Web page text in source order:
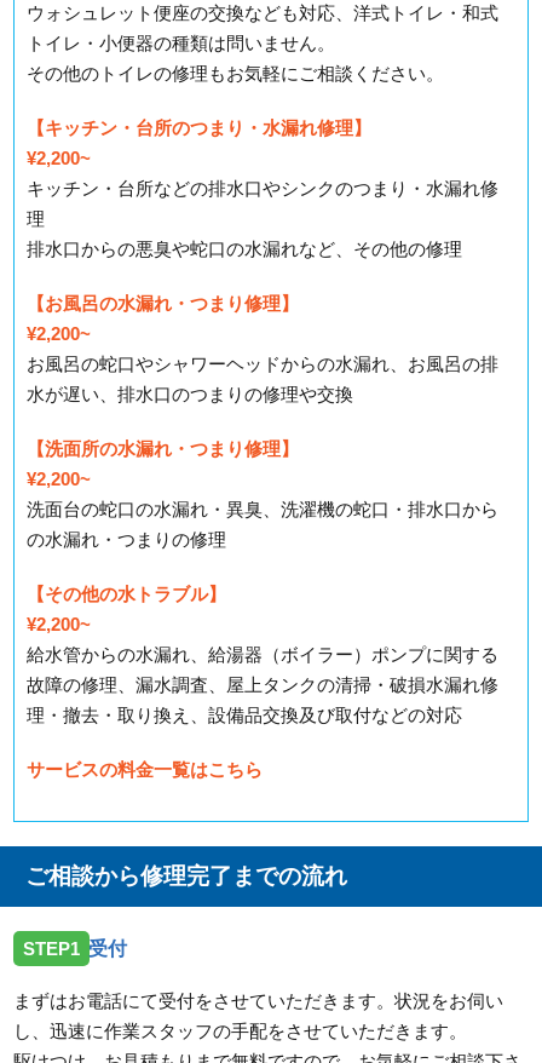
ウォシュレット便座の交換なども対応、洋式トイレ・和式
トイレ・小便器の種類は問いません。
その他のトイレの修理もお気軽にご相談ください。
【キッチン・台所のつまり・水漏れ修理】
¥2,200~
キッチン・台所などの排水口やシンクのつまり・水漏れ修
理
排水口からの悪臭や蛇口の水漏れなど、その他の修理
【お風呂の水漏れ・つまり修理】
¥2,200~
お風呂の蛇口やシャワーヘッドからの水漏れ、お風呂の排
水が遅い、排水口のつまりの修理や交換
【洗面所の水漏れ・つまり修理】
¥2,200~
洗面台の蛇口の水漏れ・異臭、洗濯機の蛇口・排水口から
の水漏れ・つまりの修理
【その他の水トラブル】
¥2,200~
給水管からの水漏れ、給湯器（ボイラー）ポンプに関する
故障の修理、漏水調査、屋上タンクの清掃・破損水漏れ修
理・撤去・取り換え、設備品交換及び取付などの対応
サービスの料金一覧はこちら
ご相談から修理完了までの流れ
STEP1 受付
まずはお電話にて受付をさせていただきます。状況をお伺い
し、迅速に作業スタッフの手配をさせていただきます。